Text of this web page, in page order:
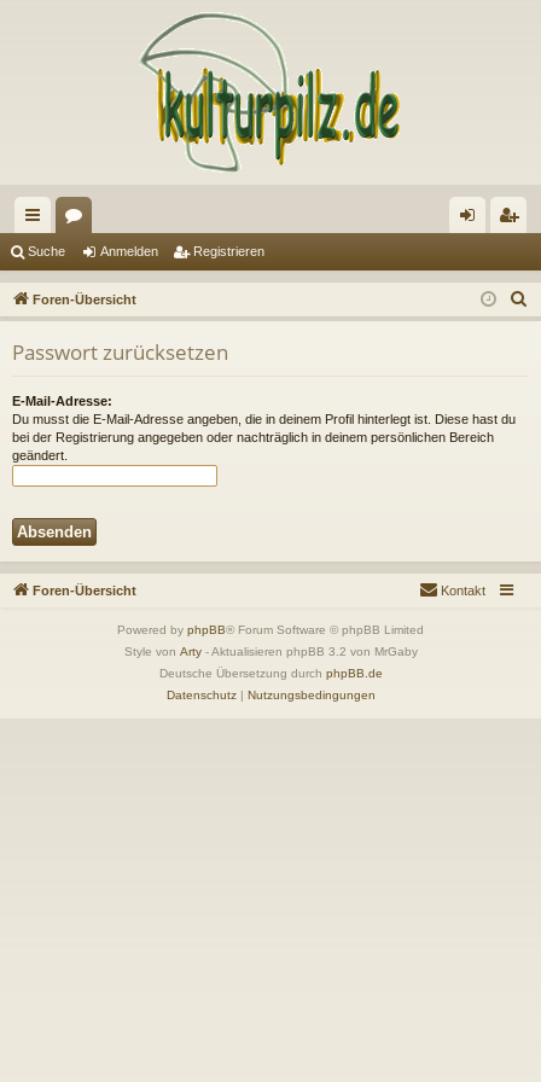
ch
ne
llz
ug
riff
en m
el
ist
rie
Suche Anmelden Registrieren
Foren-Übersicht
u
Passwort zurücksetzen
E-Mail-Adresse:
Du musst die E-Mail-Adresse angeben, die in deinem Profil hinterlegt ist. Diese hast du
bei der Registrierung angegeben oder nachträglich in deinem persönlichen Bereich
geändert.
Foren-Übersicht Kontakt
Powered by phpBB® Forum Software © phpBB Limited
Style von Arty- Aktualisieren phpBB 3.2 von MrGaby
Deutsche Übersetzung durch phpBB.de
Datenschutz| Nutzungsbedingungen